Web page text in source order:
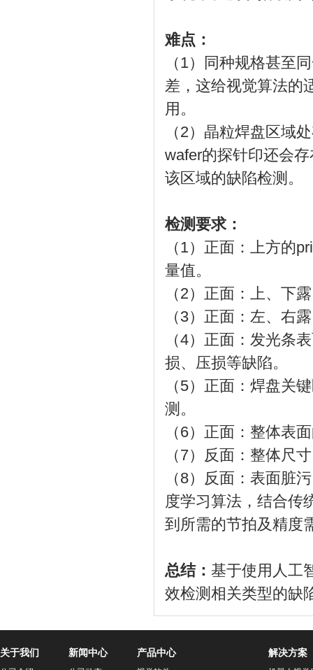
难点：
（1）同种规格甚至
差，这给视觉算法的
用。
（2）晶粒焊盘区域
wafer的探针印还会
该区域的缺陷检测。
检测要求：
（1）正面：上方的
量值。
（2）正面：上、下
（3）正面：左、右
（4）正面：发光条
损、压损等缺陷。
（5）正面：焊盘关
测。
（6）正面：整体表
（7）反面：整体尺
（8）反面：表面脏
度学习算法，结合传
到所需的节拍及精度
总结： 基于使用人工
效检测相关类型的缺
关于我们 新闻中心 产品中心 解决方案